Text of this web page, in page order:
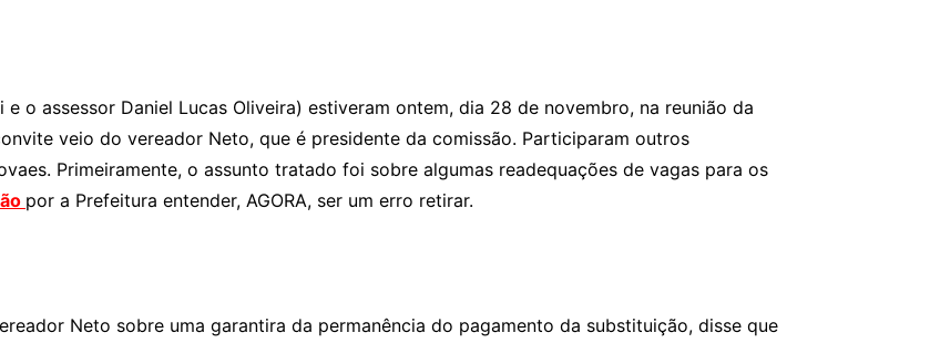
e o assessor Daniel Lucas Oliveira) estiveram ontem, dia 28 de novembro, na reunião da
veio do vereador Neto, que é presidente da comissão. Participaram outros
Primeiramente, o assunto tratado foi sobre algumas readequações de vagas para os
por a Prefeitura entender, AGORA, ser um erro retirar.
Neto sobre uma garantira da permanência do pagamento da substituição, disse que